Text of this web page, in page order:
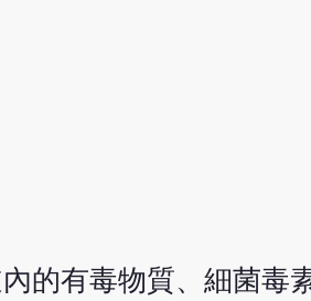
的有毒物質、細菌毒